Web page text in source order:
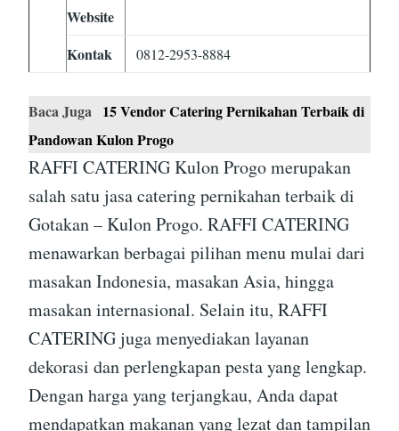
Website
Kontak
0812-2953-8884
Baca Juga
15 Vendor Catering Pernikahan Terbaik di
Pandowan Kulon Progo
RAFFI CATERING Kulon Progo merupakan
salah satu jasa catering pernikahan terbaik di
Gotakan – Kulon Progo. RAFFI CATERING
menawarkan berbagai pilihan menu mulai dari
masakan Indonesia, masakan Asia, hingga
masakan internasional. Selain itu, RAFFI
CATERING juga menyediakan layanan
dekorasi dan perlengkapan pesta yang lengkap.
Dengan harga yang terjangkau, Anda dapat
mendapatkan makanan yang lezat dan tampilan